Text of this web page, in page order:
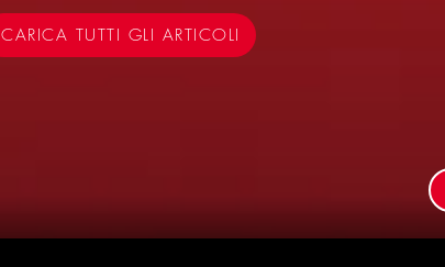
CARICA TUTTI GLI ARTICOLI